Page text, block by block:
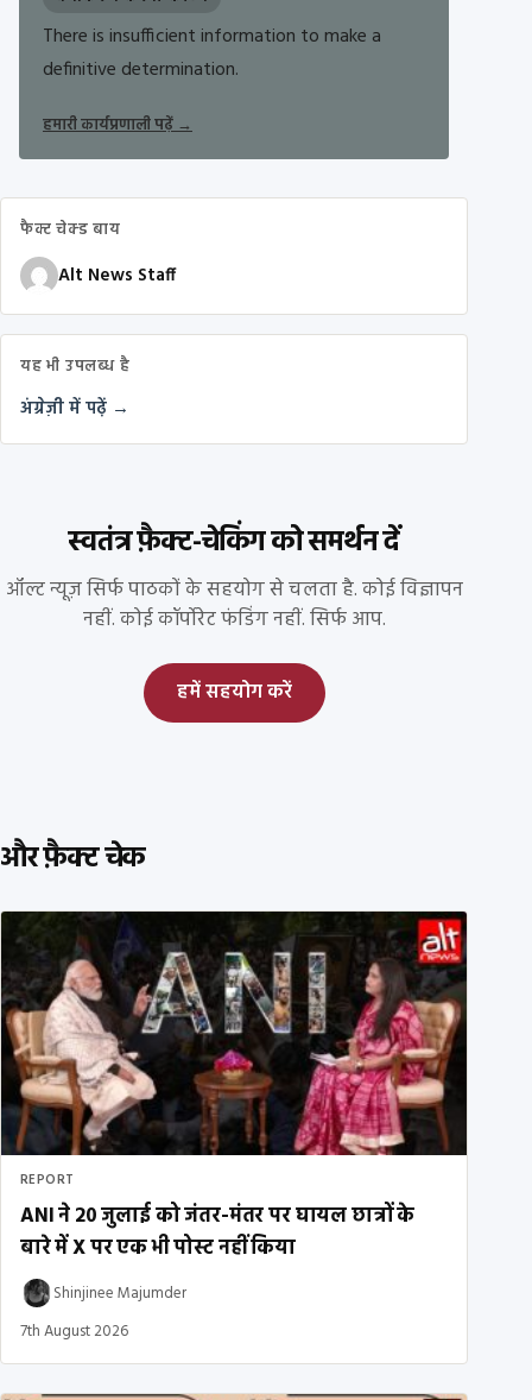
There is insufficient information to make a
definitive determination.
हमारी कार्यप्रणाली पढ़ें→
फैक्ट चेक्ड बाय
Alt News Staff
यह भी उपलब्ध है
अंग्रेज़ी में पढ़ें →
स्वतंत्र फ़ैक्ट-चेकिंग को समर्थन दें
ऑल्ट न्यूज़ सिर्फ पाठकों के सहयोग से चलता है. कोई विज्ञापन
नहीं. कोई कॉर्पोरेट फंडिंग नहीं. सिर्फ आप.
हमें सहयोग करें
और फ़ैक्ट चेक
REPORT
ANI ने 20 जुलाई को जंतर-मंतर पर घायल छात्रों के
बारे में X पर एक भी पोस्ट नहीं किया
Shinjinee Majumder
7th August 2026